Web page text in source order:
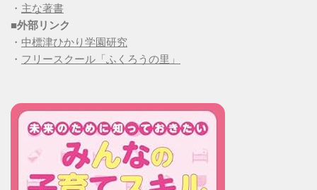
・ 主な著書
■外部リンク
・ 中標津ひかり学園研究
・ フリースクール「ふくろうの里」